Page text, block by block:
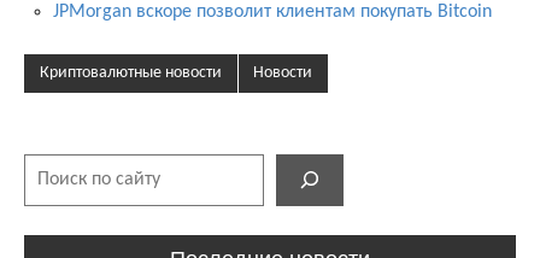
JPMorgan вскоре позволит клиентам покупать Bitcoin
Криптовалютные новости Новости